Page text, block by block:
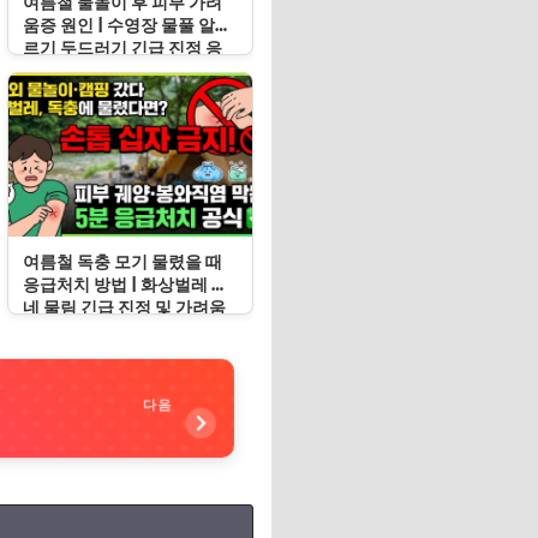
움증 원인 | 수영장 물풀 알레
르기 두드러기 긴급 진정 응
급처치 수칙
여름철 독충 모기 물렸을 때
응급처치 방법 | 화상벌레 지
네 물림 긴급 진정 및 가려움
다음